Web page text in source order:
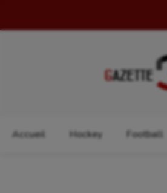
Accueil Hockey Football